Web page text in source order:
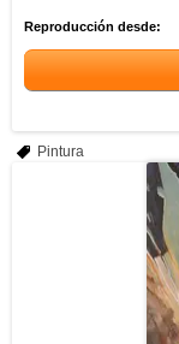
Reproducción desde:
Pintura